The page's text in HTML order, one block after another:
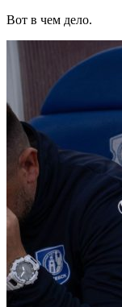
Вот в чем дело.